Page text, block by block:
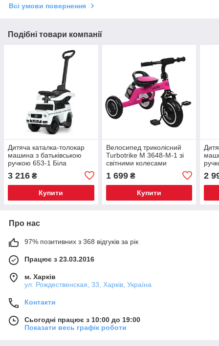
Всі умови повернення
Подібні товари компанії
Дитяча каталка-толокар
машина з батьківською
ручкою 653-1 Біла
3 216 ₴
Купити
Велосипед триколісний
Turbotrike M 3648-M-1 зі
світними колесами
1 699₴
Купити
2
Про нас
97% позитивних з 368 відгуків за рік
Працює з 23.03.2016
м. Харків
ул. Рождественская, 33, Харків, Україна
Контакти
Сьогодні працює з 10:00 до 19:00
Показати весь графік роботи